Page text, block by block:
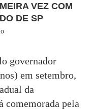
VEZ COM
DE SP
governador
em setembro,
da
comemorada pela